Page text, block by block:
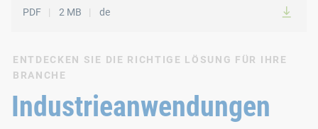
PDF 2 MB de
ENTDECKEN SIE DIE RICHTIGE LÖSUNG FÜR IHRE
BRANCHE
Industrieanwendungen